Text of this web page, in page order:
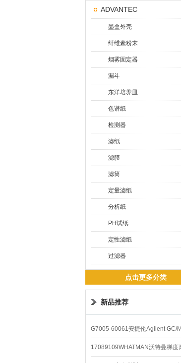
ADVANTEC
墨盒外壳
纤维素粉末
烟雾固定器
漏斗
东洋培养皿
色谱纸
检测器
滤纸
滤膜
滤筒
定量滤纸
分析纸
PH试纸
定性滤纸
过滤器
点击更多分类
新品推荐
G7005-60061安捷伦Agilent GC/
配件
17089109WHATMAN沃特曼梯度